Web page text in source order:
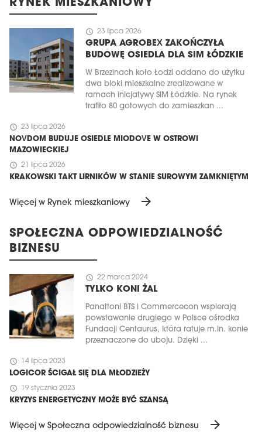
RYNEK MIESZKANIOWY
schedule 23 lipca 2026
GRUPA AGROBEX ZAKOŃCZYŁA
BUDOWĘ OSIEDLA DLA SIM ŁÓDZKIE
W Brzezinach koło Łodzi oddano do użytku
dwa bloki mieszkalne zrealizowane w
ramach inicjatywy SIM Łódzkie. Na rynek
trafiło 80 gotowych do zamieszkan ...
schedule 23 lipca 2026
NOVDOM BUDUJE OSIEDLE MIODOVE W OSTROWI
MAZOWIECKIEJ
schedule 21 lipca 2026
KRAKOWSKI TAKT LIRNIKÓW W STANIE SUROWYM ZAMKNIĘTYM
Więcej w Rynek mieszkaniowy arrow_forward
SPOŁECZNA ODPOWIEDZIALNOŚĆ
BIZNESU
schedule 22 marca 2024
TYLKO KONI ŻAL
Panattoni BTS i Commercecon wspierają
powstawanie drugiego w Polsce ośrodka
Fundacji Centaurus, która ratuje m.in. konie
przeznaczone do uboju. Dzięki ...
schedule 14 lipca 2023
LOGICOR ŚCIGAŁ SIĘ DLA MŁODZIEŻY
schedule 19 stycznia 2023
KRYZYS ENERGETYCZNY MOŻE BYĆ SZANSĄ
Więcej w Społeczna odpowiedzialność biznesu arrow_forward